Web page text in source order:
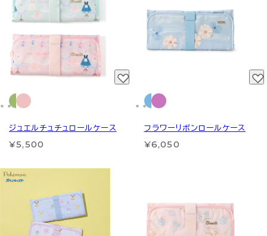
ジュエルチュチュロールケース
¥5,500
フラワーリボンロールケース
¥6,050